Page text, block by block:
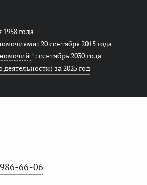
года
20 сентября 2015 года
*: сентябрь 2030 года
за 2025 год
66-06